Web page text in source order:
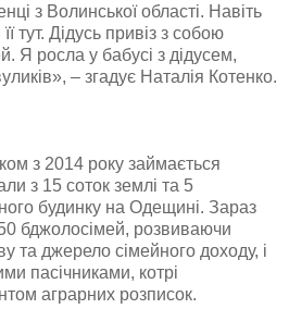
з Волинської області. Навіть
тут. Дідусь привіз з собою
Я росла у бабусі з дідусем,
– згадує Наталія Котенко.
з 2014 року займається
з 15 соток землі та 5
будинку на Одещині. Зараз
бджолосімей, розвиваючи
та джерело сімейного доходу, і
пасічниками, котрі
аграрних розписок.